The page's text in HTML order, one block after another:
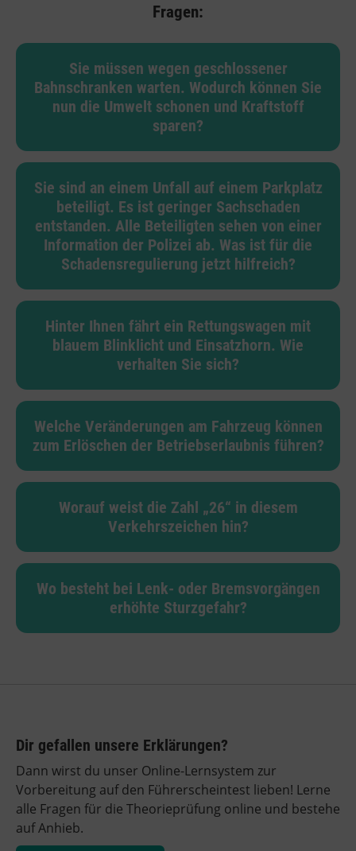
Fragen:
Sie müssen wegen geschlossener
Bahnschranken warten. Wodurch können Sie
nun die Umwelt schonen und Kraftstoff
sparen?
Sie sind an einem Unfall auf einem Parkplatz
beteiligt. Es ist geringer Sachschaden
entstanden. Alle Beteiligten sehen von einer
Information der Polizei ab. Was ist für die
Schadensregulierung jetzt hilfreich?
Hinter Ihnen fährt ein Rettungswagen mit
blauem Blinklicht und Einsatzhorn. Wie
verhalten Sie sich?
Welche Veränderungen am Fahrzeug können
zum Erlöschen der Betriebserlaubnis führen?
Worauf weist die Zahl „26“ in diesem
Verkehrszeichen hin?
Wo besteht bei Lenk- oder Bremsvorgängen
erhöhte Sturzgefahr?
Dir gefallen unsere Erklärungen?
Dann wirst du unser Online-Lernsystem zur
Vorbereitung auf den Führerscheintest lieben! Lerne
alle Fragen für die Theorieprüfung online und bestehe
auf Anhieb.